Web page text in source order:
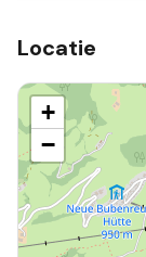
Locatie
+
−